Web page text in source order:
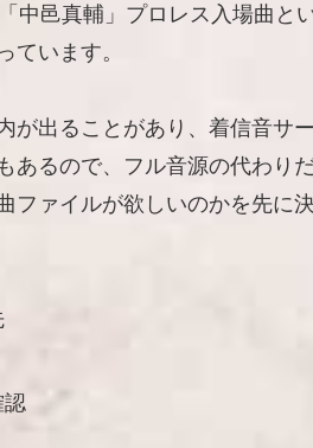
中邑真輔」プロレス入場曲と
ています。
が出ることがあり、着信音サ
あるので、フル音源の代わり
ファイルが欲しいのかを先に
認